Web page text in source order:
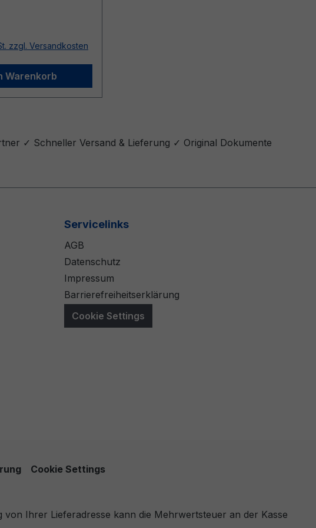
zzgl. Versandkosten
Warenkorb
✓ Schneller Versand & Lieferung ✓ Original Dokumente
Servicelinks
AGB
Datenschutz
Impressum
Barrierefreiheitserklärung
Cookie Settings
Cookie Settings
Ihrer Lieferadresse kann die Mehrwertsteuer an der Kasse